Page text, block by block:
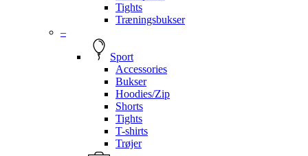
Tights
Træningsbukser
–
Sport
Accessories
Bukser
Hoodies/Zip
Shorts
Tights
T-shirts
Trøjer